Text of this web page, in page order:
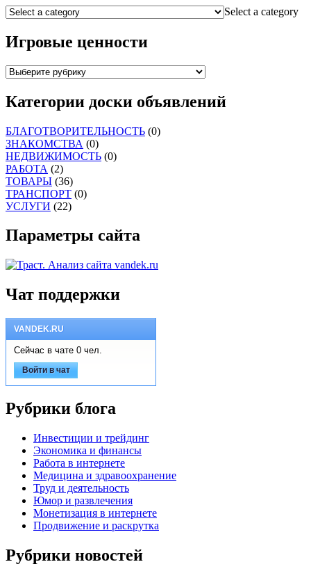
Select a category
Игровые ценности
Категории доски объявлений
БЛАГОТВОРИТЕЛЬНОСТЬ (0)
ЗНАКОМСТВА (0)
НЕДВИЖИМОСТЬ (0)
РАБОТА (2)
ТОВАРЫ (36)
ТРАНСПОРТ (0)
УСЛУГИ (22)
Параметры сайта
Чат поддержки
VANDEK.RU
Сейчас в чате 0 чел.
Войти в чат
Рубрики блога
Инвестиции и трейдинг
Экономика и финансы
Работа в интернете
Медицина и здравоохранение
Труд и деятельность
Юмор и развлечения
Монетизация в интернете
Продвижение и раскрутка
Рубрики новостей